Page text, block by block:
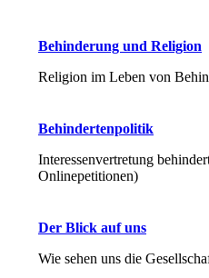
Behinderung und Religion
Religion im Leben von
Behindertenpolitik
Interessenvertretung
Onlinepetitionen)
Der Blick auf uns
Wie sehen uns die